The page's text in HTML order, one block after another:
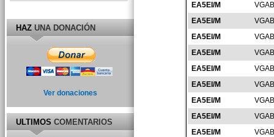
EA5EI/M
EA5EI/M
EA5EI/M
EA5EI/M
EA5EI/M
EA5EI/M
EA5EI/M
EA5EI/M
EA5EI/M
HAZUNA DONACIÓN
Ver donaciones
ULTIMOSCOMENTARIOS